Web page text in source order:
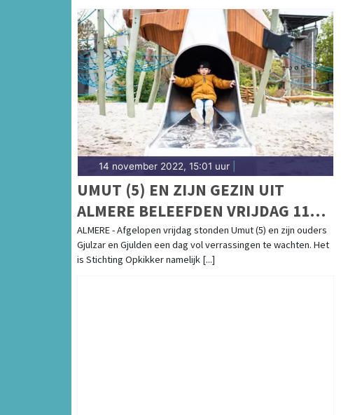
14 november 2022, 15:01 uur
UMUT (5) EN ZIJN GEZIN UIT
ALMERE BELEEFDEN VRIJDAG 11
NOVEMBER EEN WELVERDIENDE
OPKIKKERDAG VOL VERRASSINGEN!
ALMERE - Afgelopen vrijdag stonden Umut (5) en zijn ouders
Gjulzar en Gjulden een dag vol verrassingen te wachten. Het
is Stichting Opkikker namelijk [...]